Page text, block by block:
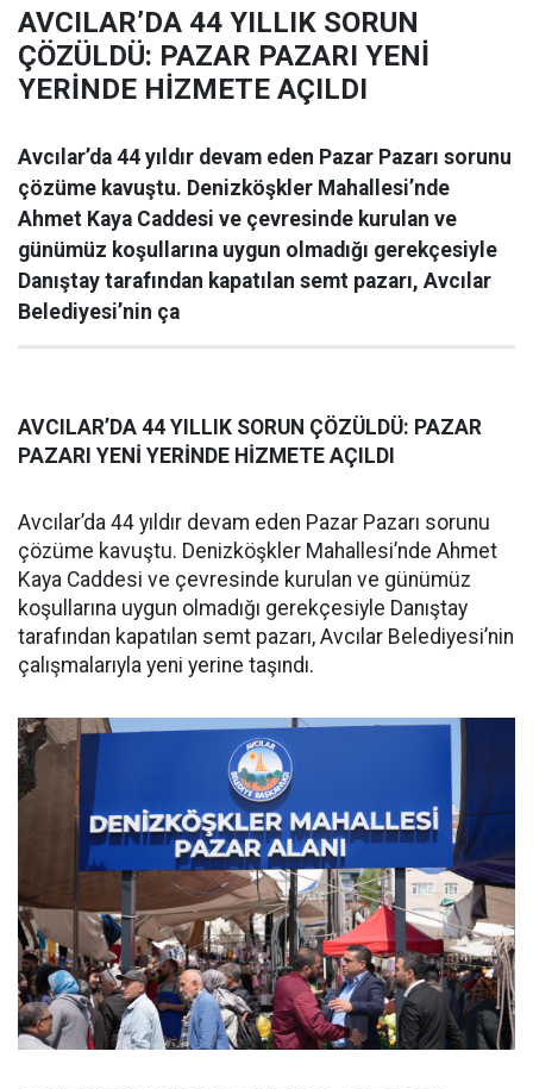
AVCILAR’DA 44 YILLIK SORUN
ÇÖZÜLDÜ: PAZAR PAZARI YENİ
YERİNDE HİZMETE AÇILDI
Avcılar’da 44 yıldır devam eden Pazar Pazarı sorunu
çözüme kavuştu. Denizköşkler Mahallesi’nde
Ahmet Kaya Caddesi ve çevresinde kurulan ve
günümüz koşullarına uygun olmadığı gerekçesiyle
Danıştay tarafından kapatılan semt pazarı, Avcılar
Belediyesi’nin ça
AVCILAR’DA 44 YILLIK SORUN ÇÖZÜLDÜ: PAZAR
PAZARI YENİ YERİNDE HİZMETE AÇILDI
Avcılar’da 44 yıldır devam eden Pazar Pazarı sorunu
çözüme kavuştu. Denizköşkler Mahallesi’nde Ahmet
Kaya Caddesi ve çevresinde kurulan ve günümüz
koşullarına uygun olmadığı gerekçesiyle Danıştay
tarafından kapatılan semt pazarı, Avcılar Belediyesi’nin
çalışmalarıyla yeni yerine taşındı.